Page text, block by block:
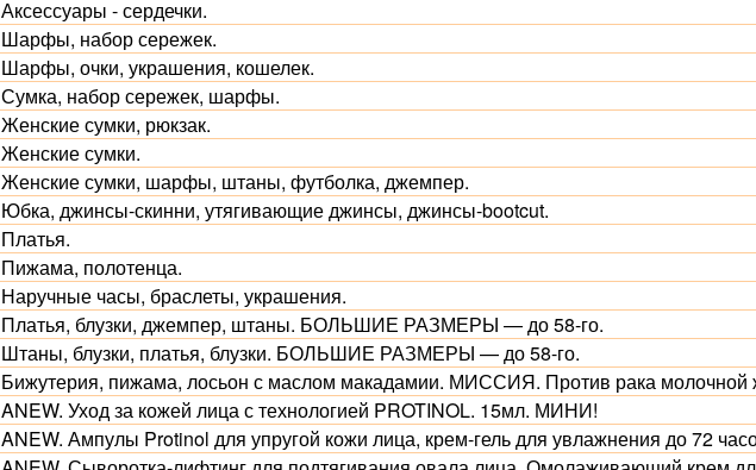
Аксессуары - сердечки.
Шарфы, набор сережек.
Шарфы, очки, украшения, кошелек.
Сумка, набор сережек, шарфы.
Женские сумки, рюкзак.
Женские сумки.
Женские сумки, шарфы, штаны, футболка, джемпер.
Юбка, джинсы-скинни, утягивающие джинсы, джинсы-bootcut.
Платья.
Пижама, полотенца.
Наручные часы, браслеты, украшения.
Платья, блузки, джемпер, штаны. БОЛЬШИЕ РАЗМЕРЫ — до 58-го.
Штаны, блузки, платья, блузки. БОЛЬШИЕ РАЗМЕРЫ — до 58-го.
Бижутерия, пижама, лосьон с маслом макадамии. МИССИЯ. Против рака молочной
ANEW. Уход за кожей лица с технологией PROTINOL. 15мл. МИНИ!
ANEW. Ампулы Protinol для упругой кожи лица, крем-гель для увлажнения до 72